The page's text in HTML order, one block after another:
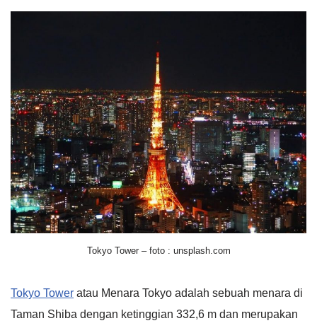
Tokyo Tower – foto : unsplash.com
Tokyo Tower atau Menara Tokyo adalah sebuah menara di
Taman Shiba dengan ketinggian 332,6 m dan merupakan